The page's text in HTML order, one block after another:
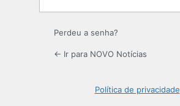
Perdeu a senha?
← Ir para NOVO Notícias
Política de privacidade